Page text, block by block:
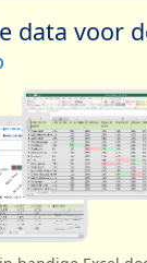
data voor